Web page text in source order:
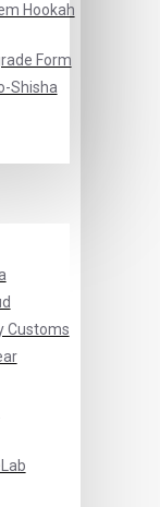
Hookah
Form
Shisha
Customs